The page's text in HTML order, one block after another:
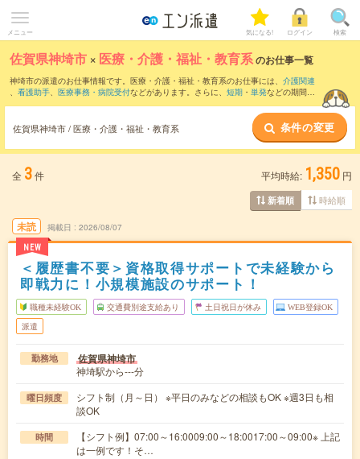
メニュー 気になる! ログイン 検索
佐賀県神埼市 × 医療・介護・福祉・教育系のお仕事一覧
神埼市の派遣のお仕事情報です。医療・介護・福祉・教育系のお仕事には、 介護関連
、 看護助手、 医療事務・病院受付などがあります。さらに、 短期 ・ 単発などの期間
佐賀県神埼市 / 医療・介護・福祉・教育系 条件の変更
全 3件 平均時給: 1,350 円
新着順 時給順
未読
NEW
掲載日 2026/08/07
＜履歴書不要＞資格取得サポートで未経験から
即戦力に！小規模施設のサポート！
職種未経験OK 交通費別途支給あり 土日祝日が休み WEB登録OK
派遣
勤務地 佐賀県神埼市
神埼駅から---分
曜日頻度
シフト制（月～日） ※平日のみなどの相談もOK ※週3日も相
談OK
時間
【シフト例】07:00～16:0009:00～18:0017:00～09:00※ 上記
は一例です！そ…